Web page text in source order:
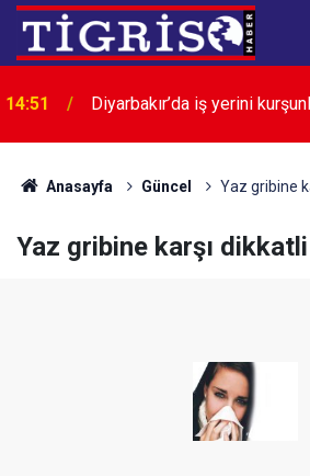
14:39 Diyarbakır’da çocuklar ve
Anasayfa Güncel Yaz gribine
Yaz gribine karşı